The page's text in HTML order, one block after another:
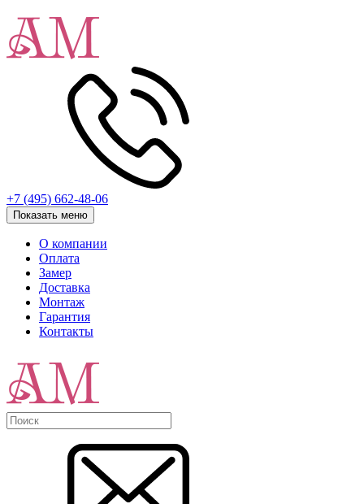
+7 (495) 662-48-06
Показать меню
О компании
Оплата
Замер
Доставка
Монтаж
Гарантия
Контакты